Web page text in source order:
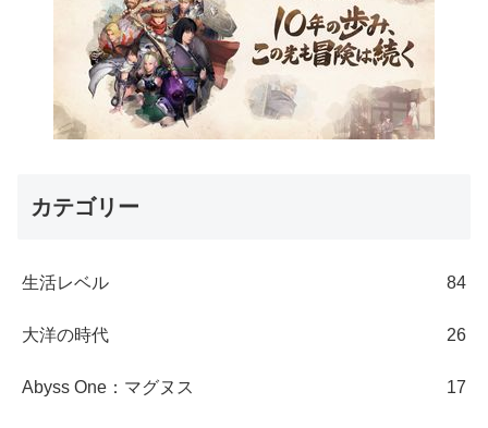
カテゴリー
生活レベル 84
大洋の時代 26
Abyss One：マグヌス 17